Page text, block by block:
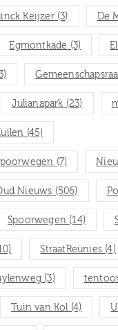
Keijzer(3) De
Egmontkade (3)
Julianapark (23)
(45)
(7)
Nieuws (506)
Spoorwegen (14)
StraatReünies (4)
(3)
Tuin van Kol (4)